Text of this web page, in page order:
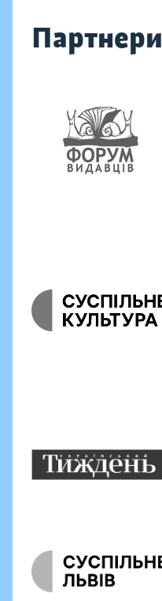
Партнери